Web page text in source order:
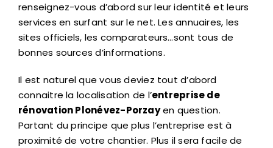
renseignez-vous d’abord sur leur identité et leurs
services en surfant sur le net. Les annuaires, les
sites officiels, les comparateurs…sont tous de
bonnes sources d’informations.
Il est naturel que vous deviez tout d’abord
connaitre la localisation de l’entreprise de
rénovation Plonévez-Porzayen question.
Partant du principe que plus l’entreprise est à
proximité de votre chantier. Plus il sera facile de